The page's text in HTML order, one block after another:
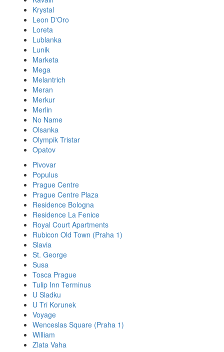
Krystal
Leon D'Oro
Loreta
Lublanka
Lunik
Marketa
Mega
Melantrich
Meran
Merkur
Merlin
No Name
Olsanka
Olympik Tristar
Opatov
Pivovar
Populus
Prague Centre
Prague Centre Plaza
Residence Bologna
Residence La Fenice
Royal Court Apartments
Rubicon Old Town (Praha 1)
Slavia
St. George
Susa
Tosca Prague
Tulip Inn Terminus
U Sladku
U Tri Korunek
Voyage
Wenceslas Square (Praha 1)
William
Zlata Vaha